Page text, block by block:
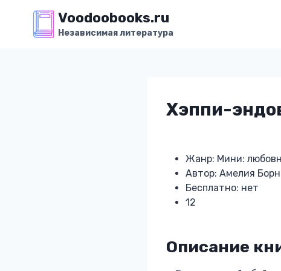
содержимому
Voodoobooks.ru
Независимая литература
Хэппи-
Жанр: Мини:
Автор: Амелия Борн
Бесплатно: нет
12
Описание